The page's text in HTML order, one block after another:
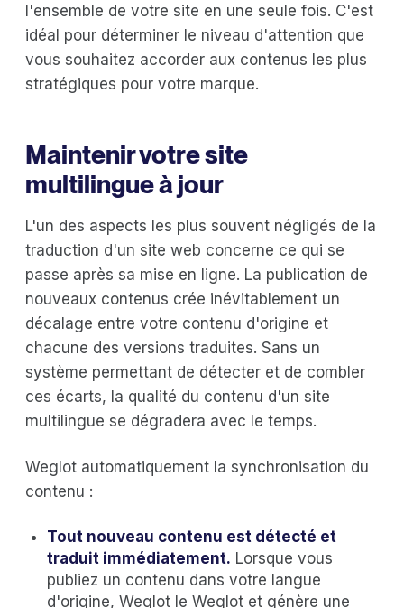
l'ensemble de votre site en une seule fois. C'est
idéal pour déterminer le niveau d'attention que
vous souhaitez accorder aux contenus les plus
stratégiques pour votre marque.
Maintenir votre site
multilingue à jour
L'un des aspects les plus souvent négligés de la
traduction d'un site web concerne ce qui se
passe après sa mise en ligne. La publication de
nouveaux contenus crée inévitablement un
décalage entre votre contenu d'origine et
chacune des versions traduites. Sans un
système permettant de détecter et de combler
ces écarts, la qualité du contenu d'un site
multilingue se dégradera avec le temps.
Weglot automatiquement la synchronisation du
contenu :
Tout nouveau contenu est détecté et
traduit immédiatement. Lorsque vous
publiez un contenu dans votre langue
d'origine, Weglot le Weglot et génère une